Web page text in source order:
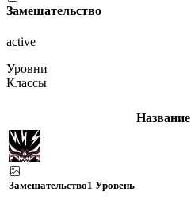
Замешательство
active
Уровни
Классы
Название
Замешательство1 Уровень